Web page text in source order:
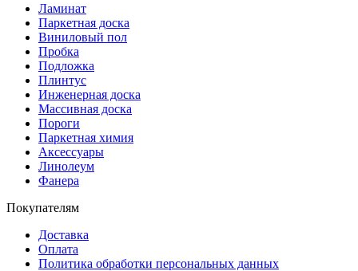
Ламинат
Паркетная доска
Виниловый пол
Пробка
Подложка
Плинтус
Инженерная доска
Массивная доска
Пороги
Паркетная химия
Аксессуары
Линолеум
Фанера
Покупателям
Доставка
Оплата
Политика обработки персональных данных